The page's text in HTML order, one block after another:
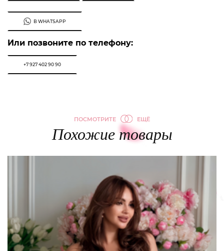
В WHATSAPP
Или позвоните по телефону:
+7 927 402 90 90
ПОСМОТРИТЕ ЕЩЁ
Похожие товары